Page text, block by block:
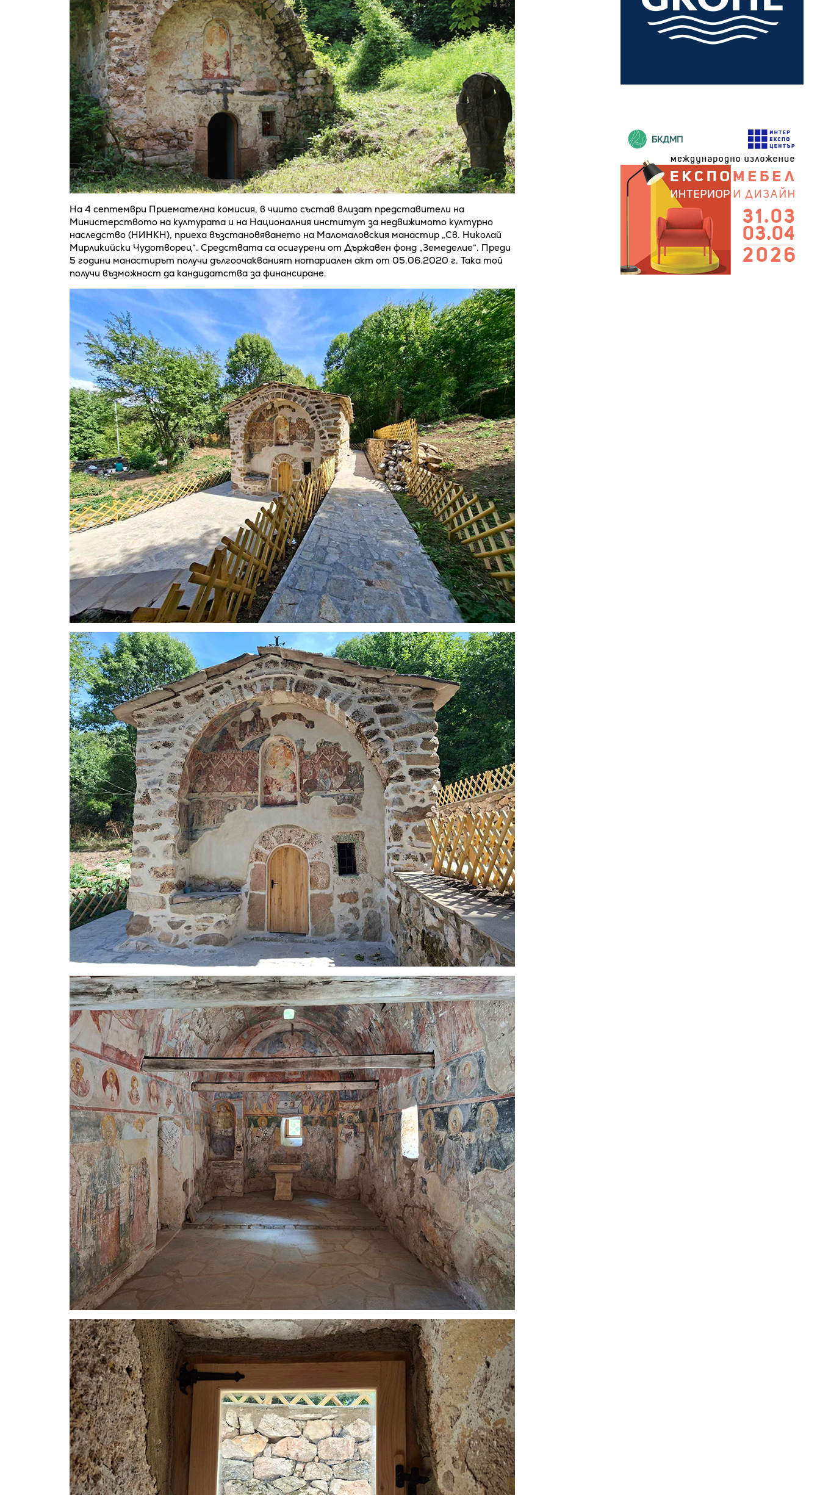
На 4 септември Приемателна комисия, в чиито състав влизат представители на
Министерството на културата и на Националния институт за недвижимото културно
наследство (НИНКН), приеха възстановяването на Маломаловския манастир „Св. Николай
Мирликийски Чудотворец“. Средствата са осигурени от Държавен фонд „Земеделие“. Преди
5 години манастирът получи дългоочакваният нотариален акт от 05.06.2020 г. Така той
получи възможност да кандидатства за финансиране.